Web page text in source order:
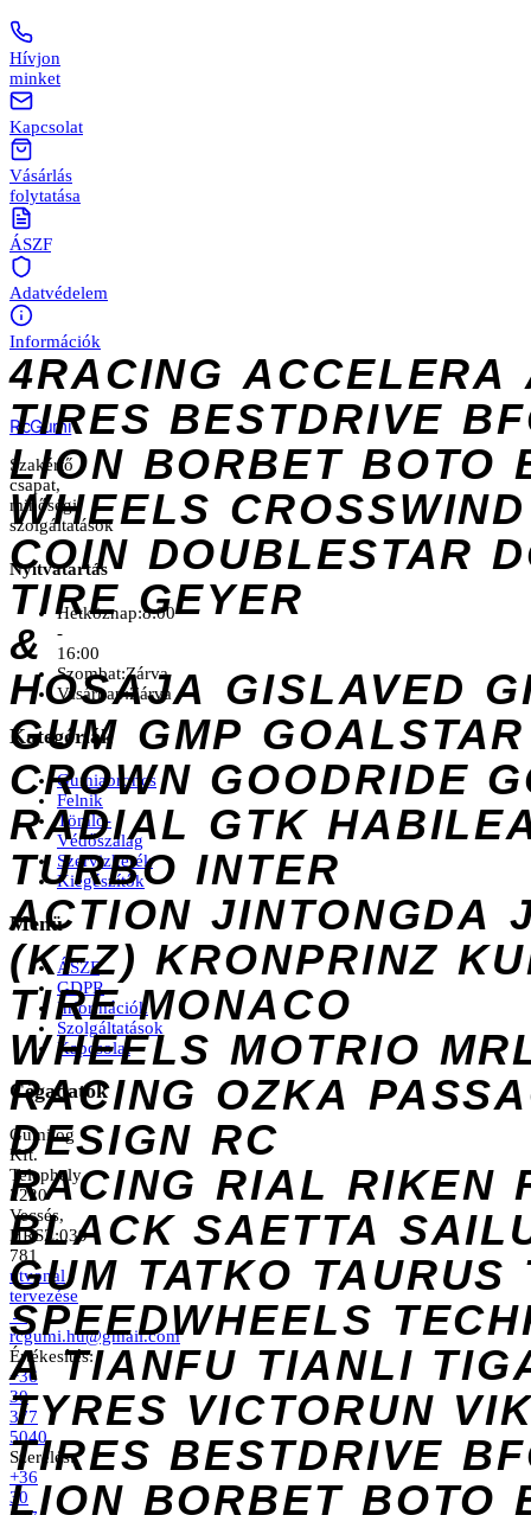
Hívjon
minket
Kapcsolat
Vásárlás
folytatása
ÁSZF
Adatvédelem
Információk
4RACING ACCELERA
TIRES BESTDRIVE
LION BORBET BOTO
WHEELS CROSSWIND
COIN DOUBLESTAR
TIRE GEYER
&
HOSAJA GISLAVED
GUM GMP GOALSTAR
CROWN GOODRIDE
RADIAL GTK
TURBO INTER
ACTION JINTONGDA
(KFZ) KRONPRINZ
TIRE MONACO
WHEELS MOTRIO
RACING OZKA
DESIGN RC
RACING RIAL RIKEN
BLACK SAETTA
GUM TATKO TAURUS
SPEEDWHEELS
A TIANFU TIANLI
TYRES VICTORUN
TIRES BESTDRIVE
LION BORBET BOTO
RcGumi
Szakértő
csapat,
minőségi
szolgáltatások
Nyitvatartás
Hétköznap:8:00
-
16:00
Szombat:Zárva
Vasárnap:Zárva
Kategóriák
Gumiabroncs
Felnik
Tömlő-
Védőszalag
Szervizkerék
Kiegészítők
Menü
ÁSZF
GDPR
Információk
Szolgáltatások
Kapcsolat
Cégadatok
Gumilog
Kft.
Telephely
2220
Vecsés,
HRSZ:039
781
útvonal
tervezése
→
rcgumi.hu@gmail.com
Értékesítés:
+36
30
377
5040
Szerelés:
+36
30